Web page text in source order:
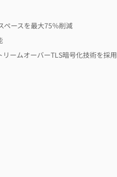
ースを最大75％削減
ームオーバーTLS暗号化技術を採用